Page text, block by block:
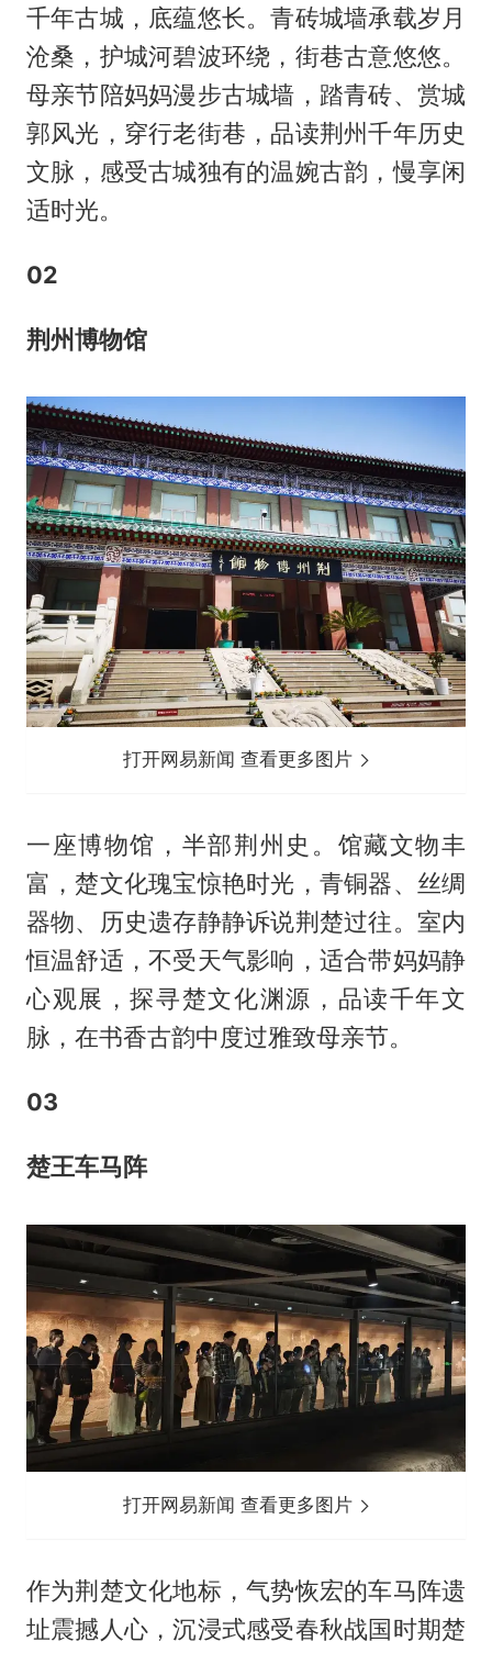
千年古城，底蕴悠长。青砖城墙承载岁月
沧桑，护城河碧波环绕，街巷古意悠悠。
母亲节陪妈妈漫步古城墙，踏青砖、赏城
郭风光，穿行老街巷，品读荆州千年历史
文脉，感受古城独有的温婉古韵，慢享闲
适时光。
02
荆州博物馆
打开网易新闻 查看更多图片
一座博物馆，半部荆州史。馆藏文物丰
富，楚文化瑰宝惊艳时光，青铜器、丝绸
器物、历史遗存静静诉说荆楚过往。室内
恒温舒适，不受天气影响，适合带妈妈静
心观展，探寻楚文化渊源，品读千年文
脉，在书香古韵中度过雅致母亲节。
03
楚王车马阵
打开网易新闻 查看更多图片
作为荆楚文化地标，气势恢宏的车马阵遗
址震撼人心，沉浸式感受春秋战国时期楚